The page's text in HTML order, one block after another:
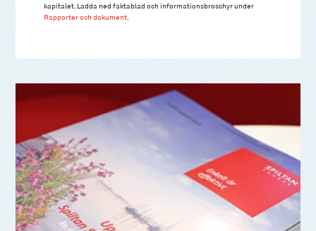
kapitalet. Ladda ned faktablad och informationsbroschyr under
Rapporter och dokument